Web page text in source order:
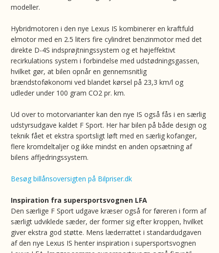
modeller.
Hybridmotoren i den nye Lexus IS kombinerer en kraftfuld
elmotor med en 2.5 liters fire cylindret benzinmotor med det
direkte D-4S indsprøjtningssystem og et højeffektivt
recirkulations system i forbindelse med udstødningsgassen,
hvilket gør, at bilen opnår en gennemsnitlig
brændstoføkonomi ved blandet kørsel på 23,3 km/l og
udleder under 100 gram CO2 pr. km.
Ud over to motorvarianter kan den nye IS også fås i en særlig
udstyrsudgave kaldet F Sport. Her har bilen på både design og
teknik fået et ekstra sportsligt løft med en særlig kofanger,
flere kromdeltaljer og ikke mindst en anden opsætning af
bilens affjedringssystem.
Besøg billånsoversigten på Bilpriser.dk
Inspiration fra supersportsvognen LFA
Den særlige F Sport udgave kræser også for føreren i form af
særligt udviklede sæder, der former sig efter kroppen, hvilket
giver ekstra god støtte. Mens læderrattet i standardudgaven
af den nye Lexus IS henter inspiration i supersportsvognen